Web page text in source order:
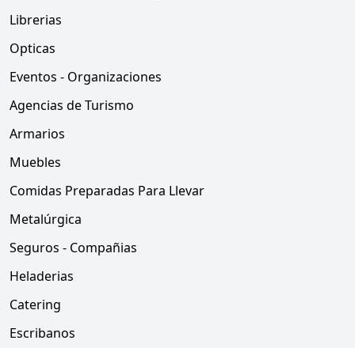
Librerias
Opticas
Eventos - Organizaciones
Agencias de Turismo
Armarios
Muebles
Comidas Preparadas Para Llevar
Metalúrgica
Seguros - Compañias
Heladerias
Catering
Escribanos